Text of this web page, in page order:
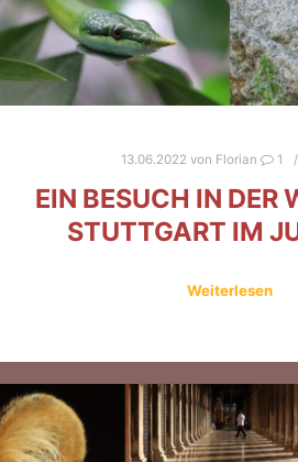
13.06.2022 von Florian 1
EIN BESUCH IN DER
STUTTGART IM
Weiterlesen